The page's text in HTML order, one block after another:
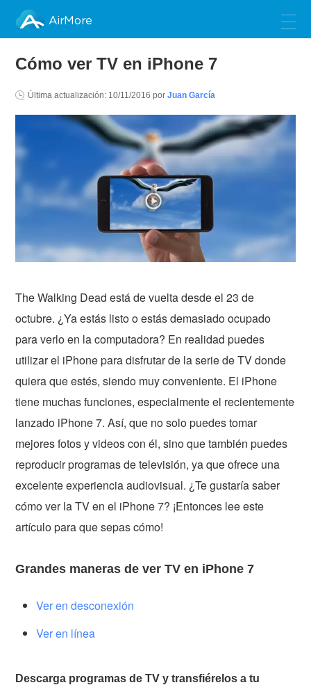
AirMore
Cómo ver TV en iPhone 7
Última actualización: 10/11/2016 porJuan García
The Walking Dead está de vuelta desde el 23 de
octubre. ¿Ya estás listo o estás demasiado ocupado
para verlo en la computadora? En realidad puedes
utilizar el iPhone para disfrutar de la serie de TV donde
quiera que estés, siendo muy conveniente. El iPhone
tiene muchas funciones, especialmente el recientemente
lanzado iPhone 7. Así, que no solo puedes tomar
mejores fotos y videos con él, sino que también puedes
reproducir programas de televisión, ya que ofrece una
excelente experiencia audiovisual. ¿Te gustaría saber
cómo ver la TV en el iPhone 7? ¡Entonces lee este
artículo para que sepas cómo!
Grandes maneras de ver TV en iPhone 7
Ver en desconexión
Ver en línea
Descarga programas de TV y transfiérelos a tu